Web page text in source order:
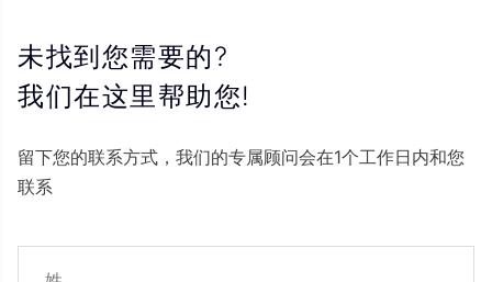
未找到您需要的?
我们在这里帮助您!
留下您的联系方式，我们的专属顾问会在1个工作日内和您
联系